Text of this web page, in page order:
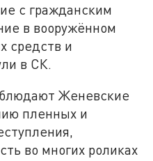
с гражданским
в вооружённом
средств и
в СК.
Женевские
пленных и
во многих роликах